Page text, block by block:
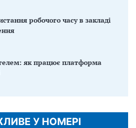
робочого часу в закладі
як працює платформа
У НОМЕРІ